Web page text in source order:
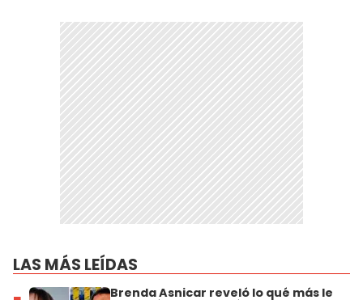
LAS MÁS LEÍDAS
Brenda Asnicar reveló lo qué más le